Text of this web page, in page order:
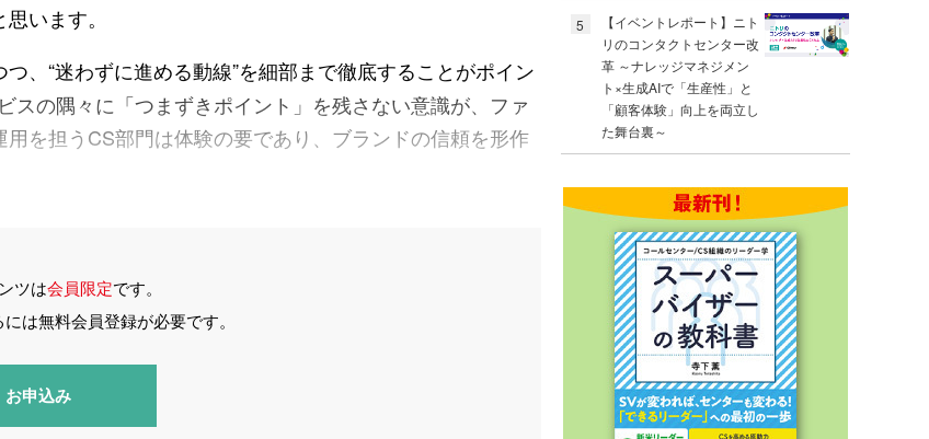
います。
、“迷わずに進める動線”を細部まで徹底することがポイン
スの隅々に「つまずきポイント」を残さない意識が、ファ
を担うCS部門は体験の要であり、ブランドの信頼を形作
ツは会員限定です。
は無料会員登録が必要です。
お申込み
5
【イベントレポート】ニト
リのコンタクトセンター改
革 ～ナレッジマネジメン
ト×生成AIで「生産性」と
「顧客体験」向上を両立し
た舞台裏～